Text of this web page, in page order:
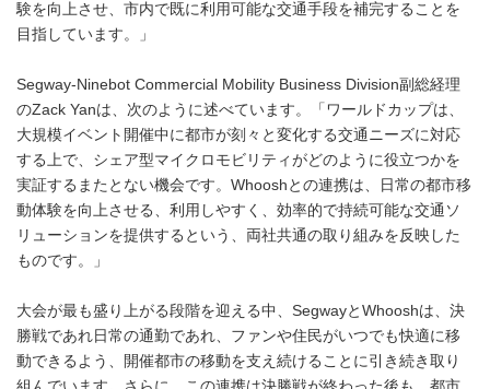
験を向上させ、市内で既に利用可能な交通手段を補完することを
目指しています。」
Segway-Ninebot Commercial Mobility Business Division副総経理
のZack Yanは、次のように述べています。「ワールドカップは、
大規模イベント開催中に都市が刻々と変化する交通ニーズに対応
する上で、シェア型マイクロモビリティがどのように役立つかを
実証するまたとない機会です。Whooshとの連携は、日常の都市移
動体験を向上させる、利用しやすく、効率的で持続可能な交通ソ
リューションを提供するという、両社共通の取り組みを反映した
ものです。」
大会が最も盛り上がる段階を迎える中、SegwayとWhooshは、決
勝戦であれ日常の通勤であれ、ファンや住民がいつでも快適に移
動できるよう、開催都市の移動を支え続けることに引き続き取り